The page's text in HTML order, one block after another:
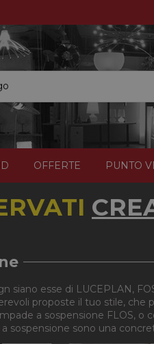
OFFERTE PUNTO
siano esse di LUCEPLAN,
proposte il tuo stile, che
a sospensione FLOS,
sospensione sono una